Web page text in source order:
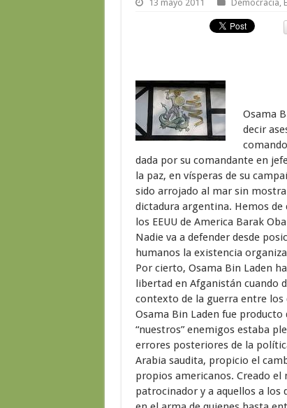
13 mayo 2011 Democracia,
Osama
decir
dada por su comandante en
la paz, en vísperas de su
sido arrojado al mar sin
dictadura argentina. Hemos
los EEUU de America Barak
Nadie va a defender desde
humanos la existencia
Por cierto, Osama Bin Laden
libertad en Afganistán cuando
contexto de la guerra entre los
Osama Bin Laden fue
“nuestros” enemigos estaba
errores posteriores de la
Arabia saudita, propicio el
propios americanos. Creado
patrocinador y a aquellos a los